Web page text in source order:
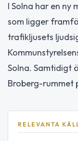
I Solna har en ny
som ligger
trafikljusets
Solna. Samtidigt
Broberg-rummet
RELEVANTA